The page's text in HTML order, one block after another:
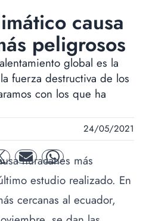
causa
peligrosos
global es la
fuerza destructiva de los
con los que ha
24/05/2021
mail whatsapp
huracanes más
estudio realizado. En
cercanas al ecuador,